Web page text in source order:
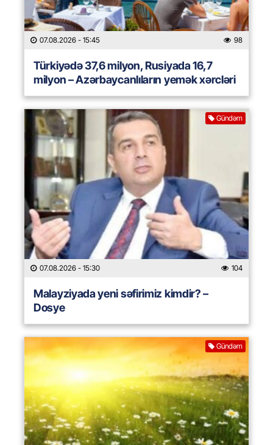
07.08.2026 - 15:45 98
Türkiyədə 37,6 milyon, Rusiyada 16,7
milyon – Azərbaycanlıların yemək xərcləri
Gündəm
07.08.2026 - 15:30 104
Malayziyada yeni səfirimiz kimdir? –
Dosye
Gündəm